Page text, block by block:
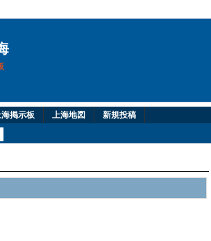
海掲示板 上海地図 新規投稿